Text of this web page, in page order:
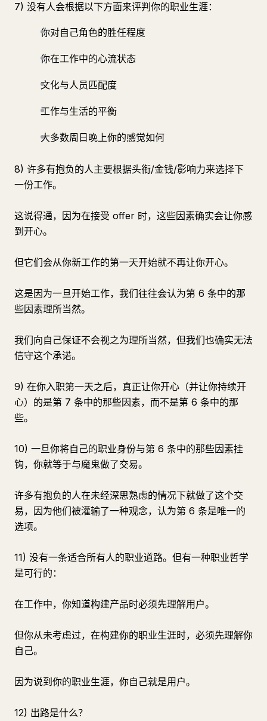
7) 没有人会根据以下方面来评判你的职业生涯：
你对自己角色的胜任程度
你在工作中的心流状态
文化与人员匹配度
工作与生活的平衡
大多数周日晚上你的感觉如何
8) 许多有抱负的人主要根据头衔/金钱/影响力来选择下
一份工作。
这说得通，因为在接受 offer 时，这些因素确实会让你感
到开心。
但它们会从你新工作的第一天开始就不再让你开心。
这是因为一旦开始工作，我们往往会认为第 6 条中的那
些因素理所当然。
我们向自己保证不会视之为理所当然，但我们也确实无法
信守这个承诺。
9) 在你入职第一天之后，真正让你开心（并让你持续开
心）的是第 7 条中的那些因素，而不是第 6 条中的那
些。
10) 一旦你将自己的职业身份与第 6 条中的那些因素挂
钩，你就等于与魔鬼做了交易。
许多有抱负的人在未经深思熟虑的情况下就做了这个交
易，因为他们被灌输了一种观念，认为第 6 条是唯一的
选项。
11) 没有一条适合所有人的职业道路。但有一种职业哲学
是可行的：
在工作中，你知道构建产品时必须先理解用户。
但你从未考虑过，在构建你的职业生涯时，必须先理解你
自己。
因为说到你的职业生涯，你自己就是用户。
12) 出路是什么？